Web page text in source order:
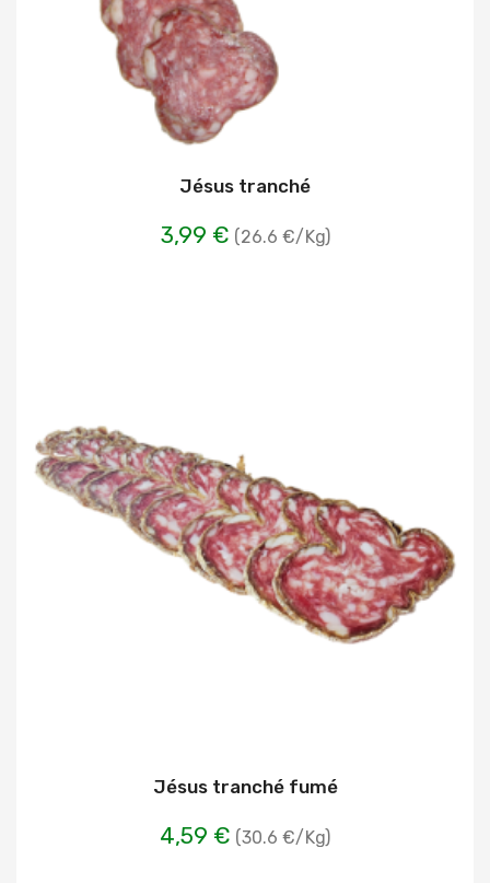
Jésus tranché
3,99 € (26.6 €/Kg)
Jésus tranché fumé
4,59 € (30.6 €/Kg)